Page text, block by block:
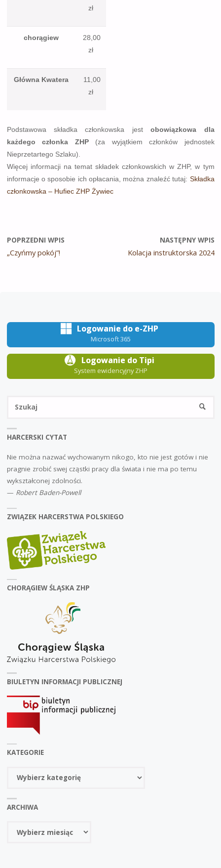
zł
chorągiew
28,00
zł
Główna Kwatera
11,00
zł
Podstawowa składka członkowska jestobowiązkowa dla
każdego członka ZHP(za wyjątkiem członków jednostek
Nieprzetartego Szlaku).
Więcej informacji na temat składek członkowskich w ZHP, w tym
informacje o sposobie ich opłacania, można znaleźć tutaj: Składka
członkowska – Hufiec ZHP Żywiec
POPRZEDNI WPIS
„Czyńmy pokój”!
NASTĘPNY WPIS
Kolacja instruktorska 2024
Logowanie do e-ZHP
Microsoft 365
Logowanie do Tipi
System ewidencyjny ZHP
HARCERSKI CYTAT
Nie można nazwać wychowanym nikogo, kto nie jest gotów i nie
pragnie zrobić swej cząstki pracy dla świata i nie ma po temu
wykształconej zdolności.
— Robert Baden-Powell
ZWIĄZEK HARCERSTWA POLSKIEGO
CHORĄGIEW ŚLĄSKA ZHP
BIULETYN INFORMACJI PUBLICZNEJ
KATEGORIE
ARCHIWA